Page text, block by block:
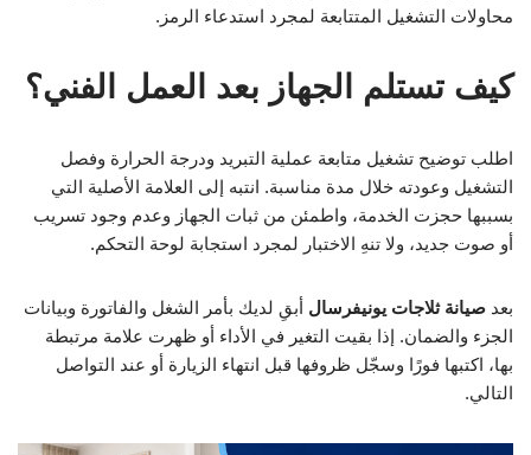
محاولات التشغيل المتتابعة لمجرد استدعاء الرمز.
كيف تستلم الجهاز بعد العمل الفني؟
اطلب توضيح تشغيل متابعة عملية التبريد ودرجة الحرارة وفصل
التشغيل وعودته خلال مدة مناسبة. انتبه إلى العلامة الأصلية التي
بسببها حجزت الخدمة، واطمئن من ثبات الجهاز وعدم وجود تسريب
أو صوت جديد، ولا تنهِ الاختبار لمجرد استجابة لوحة التحكم.
بعد صيانة ثلاجات يونيفرسال أبقِ لديك بأمر الشغل والفاتورة وبيانات
الجزء والضمان. إذا بقيت التغير في الأداء أو ظهرت علامة مرتبطة
بها، اكتبها فورًا وسجّل ظروفها قبل انتهاء الزيارة أو عند التواصل
التالي.